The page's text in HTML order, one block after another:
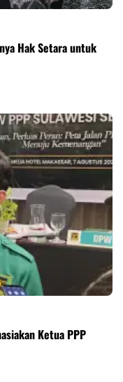
Hak Setara untuk
Ketua PPP